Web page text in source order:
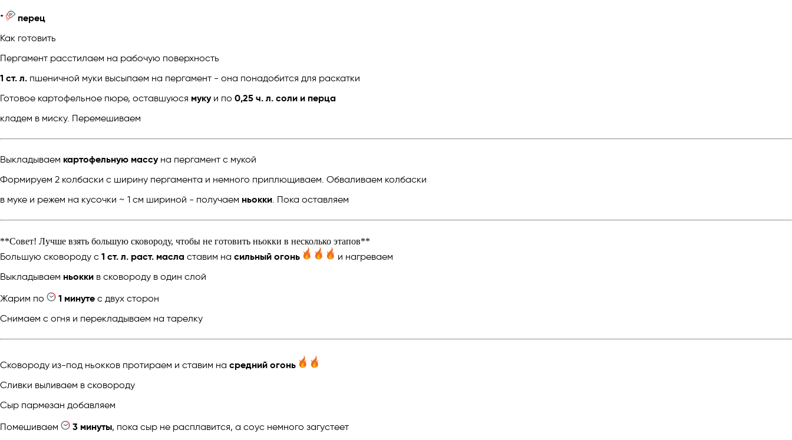
*
перец
Как готовить
Пергамент расстилаем на рабочую поверхность
1 ст. л. пшеничной муки высыпаем на пергамент - она понадобится для раскатки
Готовое картофельное пюре, оставшуюся мукуи по 0,25 ч. л. соли и перца
кладем в миску. Перемешиваем
Выкладываем картофельную массуна пергамент с мукой
Формируем 2 колбаски с ширину пергамента и немного приплющиваем. Обваливаем колбаски
в муке и режем на кусочки ~ 1 см шириной - получаем ньокки. Пока оставляем
**Совет! Лучше взять большую сковороду, чтобы не готовить ньокки в несколько этапов**
Большую сковороду с 1 ст. л. раст. масла ставим на сильный огонь
и нагреваем
Выкладываем ньокки в сковороду в один слой
Жарим по
1 минуте с двух сторон
Снимаем с огня и перекладываем на тарелку
Сковороду из-под ньокков протираем и ставим на средний огонь
Сливки выливаем в сковороду
Сыр пармезан добавляем
Помешиваем
3 минуты, пока сыр не расплавится, а соус немного загустеет